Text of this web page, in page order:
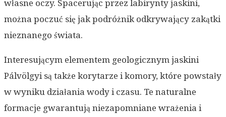
własne oczy. Spacerując przez labirynty jaskini,
można poczuć się jak podróżnik odkrywający zakątki
nieznanego świata.
Interesującym elementem geologicznym jaskini
Pálvölgyi są także korytarze i komory, które powstały
w wyniku działania wody i czasu. Te naturalne
formacje gwarantują niezapomniane wrażenia i